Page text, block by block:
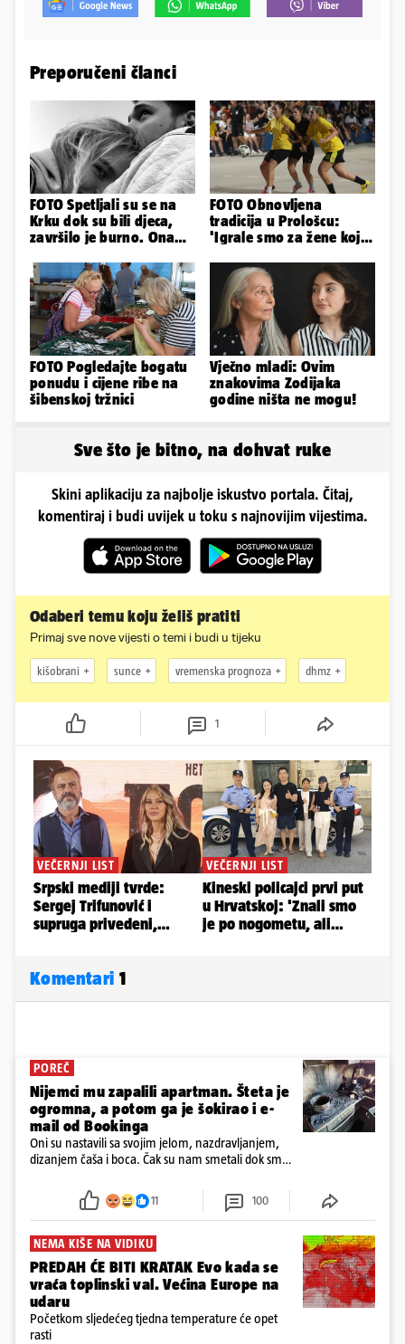
Preporučeni članci
FOTO Spetljali su se na
Krku dok su bili djeca,
završilo je burno. Ona
FOTO Obnovljena
tradicija u Prološcu:
'Igrale smo za žene koje
FOTO Pogledajte bogatu
ponudu i cijene ribe na
šibenskoj tržnici
Vječno mladi: Ovim
znakovima Zodijaka
godine ništa ne mogu!
Sve što je bitno, na dohvat ruke
Skini aplikaciju za najbolje iskustvo portala. Čitaj,
komentiraj i budi uvijek u toku s najnovijim vijestima.
Odaberi temu koju želiš pratiti
Primaj sve nove vijesti o temi i budi u tijeku
kišobrani sunce vremenska prognoza dhmz
1
Komentari 1
POREČ
Nijemci mu zapalili apartman. Šteta je
ogromna, a potom ga je šokirao i e-
mail od Bookinga
Oni su nastavili sa svojim jelom, nazdravljanjem,
dizanjem čaša i boca. Čak su nam smetali dok smo
požar, rekao je vlasnik
11 100
NEMA KIŠE NA VIDIKU
PREDAH ĆE BITI KRATAK Evo kada se
vraća toplinski val. Većina Europe na
udaru
Početkom sljedećeg tjedna temperature će opet
rasti